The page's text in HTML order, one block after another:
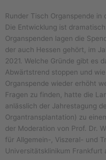
Runder Tisch Organspende
Die Entwicklung ist
Organspenden lagen die
der auch Hessen gehört, im
2021. Welche Gründe gibt es
Abwärtstrend stoppen und
Organspende wieder erhöht
Fragen zu finden, hatte die
anlässlich der Jahrestagung
Organtransplantation) zu
der Moderation von Prof. Dr.
für Allgemein-, Viszeral- und
Universitätsklinikum Frankfurt